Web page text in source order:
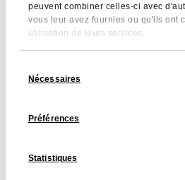
peuvent combiner celles-ci avec
vous leur avez fournies ou qu'ils ont
utilisation de leurs services.
duNécessaires
Préférences
Statistiques
pour en savoir plus
cadre du service Newsletter.